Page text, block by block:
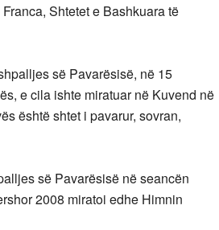
Shtetet e Bashkuara të
së Pavarësisë, në 15
e cila ishte miratuar në Kuvend në
është shtet i pavarur, sovran,
së Pavarësisë në seancën
2008 miratoi edhe Himnin